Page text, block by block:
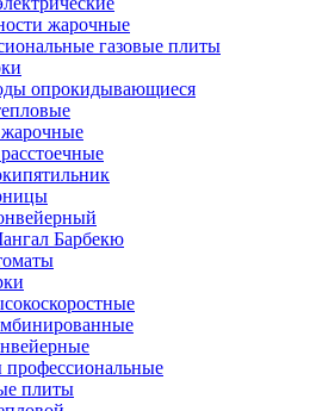
жарочные
газовые плиты
опрокидывающиеся
Барбекю
профессиональные
плиты